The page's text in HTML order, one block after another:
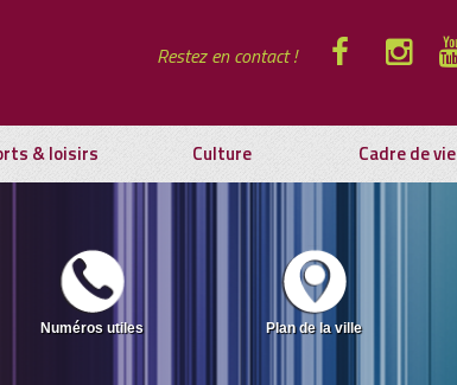
Restez en contact !
& loisirs Culture Cadre de vie
Numéros utiles Plan de la ville